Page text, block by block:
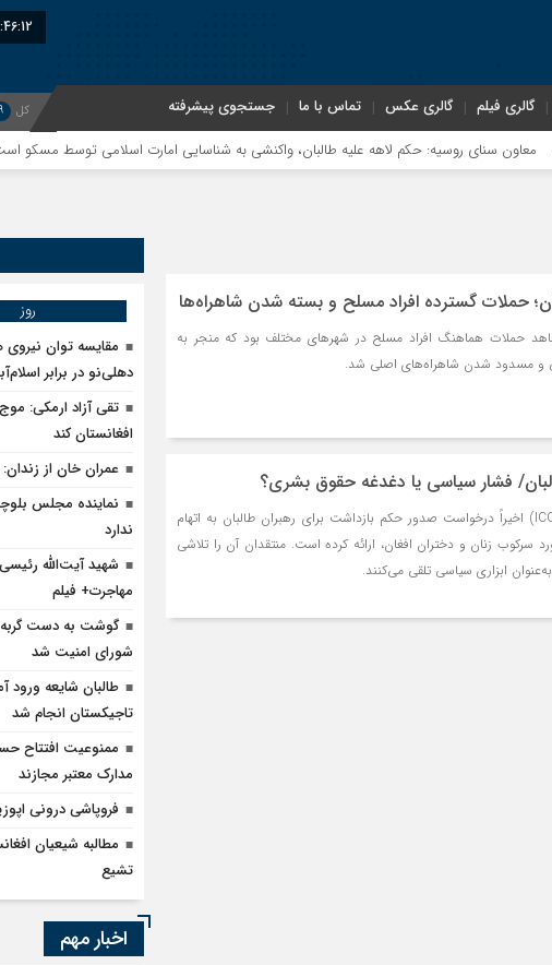
گالری فیلم گالری عکس تماس با ما جستجوی پیشرفته کل
سنای روسیه: حکم لاهه علیه طالبان، واکنشی به شناسایی امارت اسلامی توسط مسکو است
حملات گسترده افراد مسلح و بسته شدن شاهراه‌ها
شاهد حملات هماهنگ افراد مسلح در شهرهای مختلف بود که منجر به
مسدود شدن شاهراه‌های اصلی شد.
فشار سیاسی یا دغدغه حقوق بشری؟
دادستان دیوان کیفری بین‌المللی(ICC) اخیراً درخواست صدور حکم بازداشت برای رهبران طالبان به اتهام
سرکوب زنان و دختران افغان، ارائه کرده است. منتقدان آن را تلاشی
ابزاری سیاسی تلقی می‌کنند.
روز
مقایسه توان
دهلی‌نو در برابر
تقی آزاد ارمکی:
افغانستان کند
عمران خان از
نماینده مجلس
ندارد
شهید آیت‌الله
مهاجرت+ فیلم
گوشت به دست گربه
شورای امنیت شد
طالبان شایعه ورود
تاجیکستان انجام شد
ممنوعیت افتتاح
مدارک معتبر مجازند
فروپاشی درونی
مطالبه شیعیان
تشیع
اخبار مهم